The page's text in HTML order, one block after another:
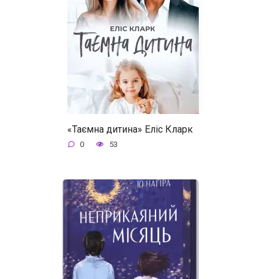
«Таємна дитина» Еліс Кларк
0 53